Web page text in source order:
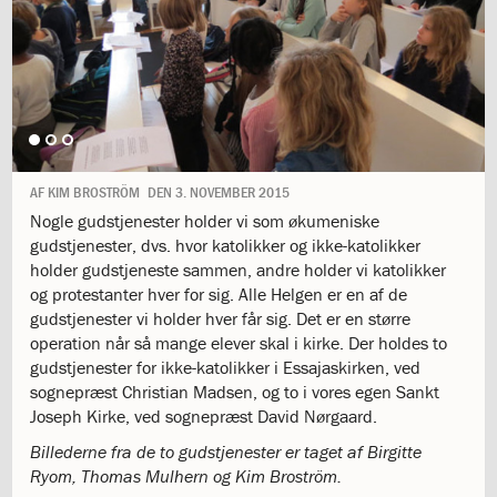
days
of
giving
1.12:
Let
Grow
1.13:
Move
it!
1.14:
Ucycle
We
cycle
Recycle
1.15:
Historie
1.16:
Bombningen
af
Institut
Jeanne
d’Arc
1.17:
Markering
AF KIM BROSTRÖM DEN 3. NOVEMBER 2015
Nogle gudstjenester holder vi som økumeniske
gudstjenester, dvs. hvor katolikker og ikke-katolikker
holder gudstjeneste sammen, andre holder vi katolikker
og protestanter hver for sig. Alle Helgen er en af de
gudstjenester vi holder hver får sig. Det er en større
operation når så mange elever skal i kirke. Der holdes to
gudstjenester for ikke-katolikker i Essajaskirken, ved
sognepræst Christian Madsen, og to i vores egen Sankt
Joseph Kirke, ved sognepræst David Nørgaard.
Billederne fra de to gudstjenester er taget af Birgitte
Ryom, Thomas Mulhern og Kim Broström.